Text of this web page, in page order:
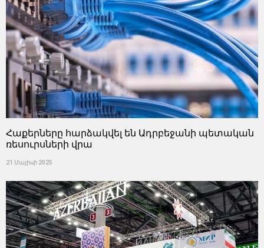
Հաքերները հարձակվել են Ադրբեջանի պետական ​​
ռեսուրսների վրա
21 Մայիսի 2025